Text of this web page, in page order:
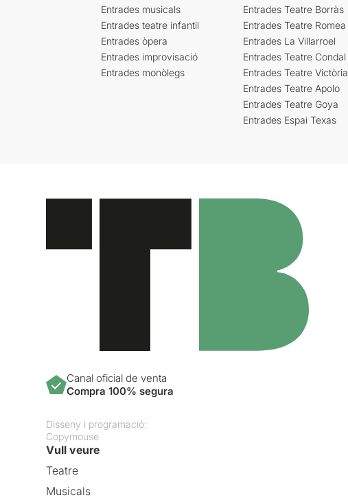
Entrades musicals
Entrades teatre infantil
Entrades òpera
Entrades improvisació
Entrades monòlegs
Entrades Teatre Borràs
Entrades Teatre Romea
Entrades La Villarroel
Entrades Teatre Condal
Entrades Teatre Victòria
Entrades Teatre Apolo
Entrades Teatre Goya
Entrades Espai Texas
Canal oficial de venta
Compra 100% segura
Disseny i programació:
Copymouse
Vull veure
Teatre
Musicals